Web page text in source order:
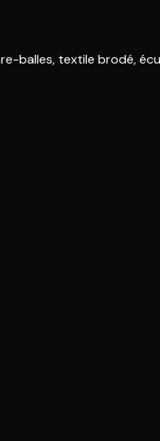
balles, textile brodé,